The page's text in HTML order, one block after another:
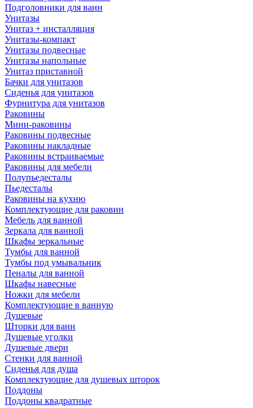
Подголовники для ванн
Унитазы
Унитаз + инсталляция
Унитазы-компакт
Унитазы подвесные
Унитазы напольные
Унитаз приставной
Бачки для унитазов
Сиденья для унитазов
Фурнитура для унитазов
Раковины
Мини-раковины
Раковины подвесные
Раковины накладные
Раковины встраиваемые
Раковины для мебели
Полупьедесталы
Пьедесталы
Раковины на кухню
Комплектующие для раковин
Мебель для ванной
Зеркала для ванной
Шкафы зеркальные
Тумбы для ванной
Тумбы под умывальник
Пеналы для ванной
Шкафы навесные
Ножки для мебели
Комплектующие в ванную
Душевые
Шторки для ванн
Душевые уголки
Душевые двери
Стенки для ванной
Сиденья для душа
Комплектующие для душевых шторок
Поддоны
Поддоны квадратные